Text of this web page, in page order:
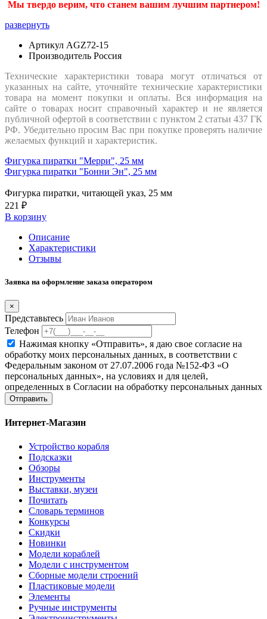
Мы твердо верим, что станем вашим лучшим партнером!
развернуть
Артикул AGZ72-15
Производитель Россия
Технические характеристики товара могут отличаться от
указанных на сайте, уточняйте технические характеристики
товара на момент покупки и оплаты. Вся информация на
сайте о товарах носит справочный характер и не является
публичной офертой в соответствии с пунктом 2 статьи 437 ГК
РФ. Убедительно просим Вас при покупке проверять наличие
желаемых функций и характеристик.
Фигурка пиратки "Мерри", 25 мм
Фигурка пиратки "Бонни Эн", 25 мм
Фигурка пиратки, читающей указ, 25 мм
221 ₽
В корзину
Описание
Характеристики
Отзывы
Заявка на оформление заказа оператором
×
Представьтесь
Телефон
Нажимая кнопку «Отправить», я даю свое согласие на
обработку моих персональных данных, в соответствии с
Федеральным законом от 27.07.2006 года №152-ФЗ «О
персональных данных», на условиях и для целей,
определенных в Согласии на обработку персональных данных
Отправить
Интернет-Магазин
Устройство корабля
Подсказки
Обзоры
Инструменты
Выставки, музеи
Почитать
Словарь терминов
Конкурсы
Скидки
Новинки
Модели кораблей
Модели с инструментом
Сборные модели строений
Пластиковые модели
Элементы
Ручные инструменты